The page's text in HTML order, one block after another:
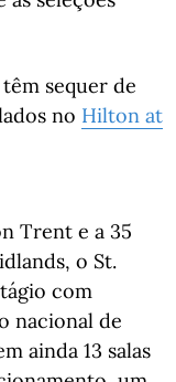
sequer de
no Hilton at
Trent e a 35
o St.
com
nacional de
ainda 13 salas